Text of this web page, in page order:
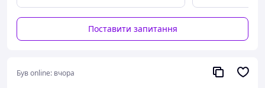
сталі забезпечує надійну фіксацію екрана і стійкість до
навантажень до 50 кг.
Поставити запитання
Був online: вчора